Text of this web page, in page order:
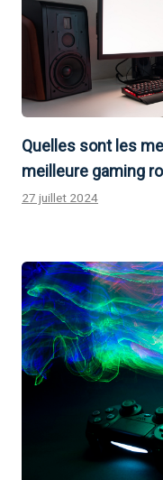
Quelles sont les
meilleure gaming
27 juillet 2024